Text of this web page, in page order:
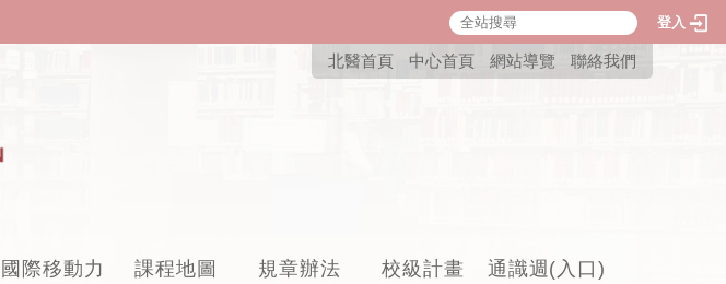
登入
北醫首頁 中心首頁 網站導覽 聯絡我們
國際移動力 課程地圖 規章辦法 校級計畫 通識週(入口)